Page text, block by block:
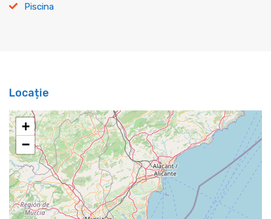
Piscina
Locație
+
−